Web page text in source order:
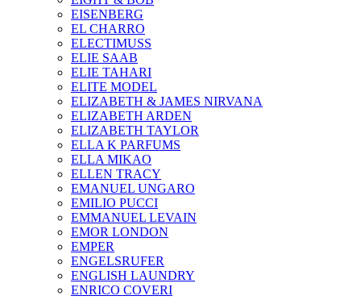
EISENBERG
EL CHARRO
ELECTIMUSS
ELIE SAAB
ELIE TAHARI
ELITE MODEL
ELIZABETH & JAMES NIRVANA
ELIZABETH ARDEN
ELIZABETH TAYLOR
ELLA K PARFUMS
ELLA MIKAO
ELLEN TRACY
EMANUEL UNGARO
EMILIO PUCCI
EMMANUEL LEVAIN
EMOR LONDON
EMPER
ENGELSRUFER
ENGLISH LAUNDRY
ENRICO COVERI